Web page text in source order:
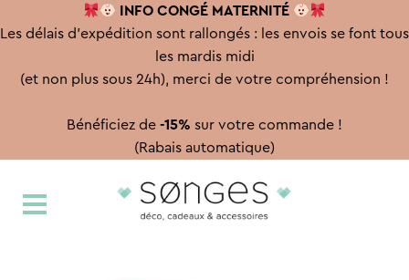
INFO CONGÉ MATERNITÉ
Les délais d'expédition sont rallongés : les envois se font tous
les mardis midi
(et non plus sous 24h), merci de votre compréhension !
Bénéficiez de -15% sur votre commande !
(Rabais automatique)
à
au